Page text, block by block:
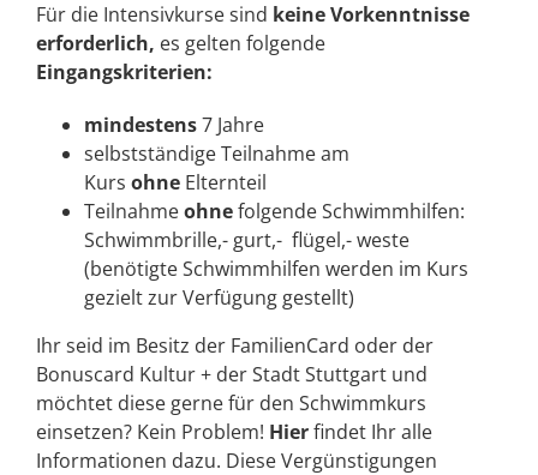
Für die Intensivkurse sind keine Vorkenntnisse
erforderlich, es gelten folgende
Eingangskriterien:
mindestens7 Jahre
selbstständige Teilnahme am
Kurs ohne Elternteil
Teilnahmeohnefolgende Schwimmhilfen:
Schwimmbrille,- gurt,- flügel,- weste
(benötigte Schwimmhilfen werden im Kurs
gezielt zur Verfügung gestellt)
Ihr seid im Besitz der FamilienCard oder der
Bonuscard Kultur + der Stadt Stuttgart und
möchtet diese gerne für den Schwimmkurs
einsetzen? Kein Problem! Hierfindet Ihr alle
Informationen dazu. Diese Vergünstigungen